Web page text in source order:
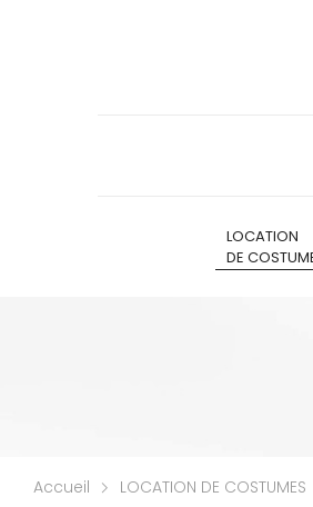
LOCATION
DE
Accueil LOCATION DE COSTUMES